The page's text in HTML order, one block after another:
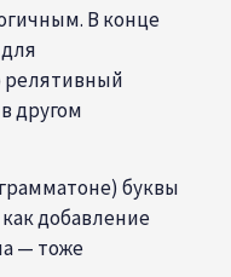
В конце
релятивный
другом
буквы
добавление
— тоже